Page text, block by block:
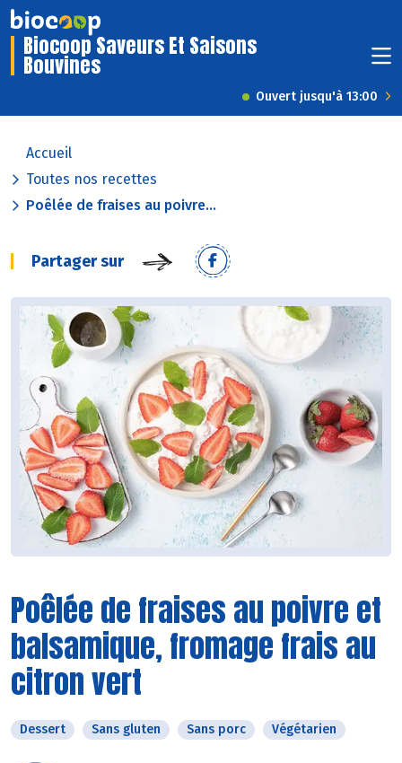
Biocoop Saveurs Et Saisons
Bouvines
Ouvert jusqu'à 13:00
Accueil
Toutes nos recettes
Poêlée de fraises au poivre...
Partager sur
Poêlée de fraises au poivre et
balsamique, fromage frais au
citron vert
Dessert Sans gluten Sans porc Végétarien